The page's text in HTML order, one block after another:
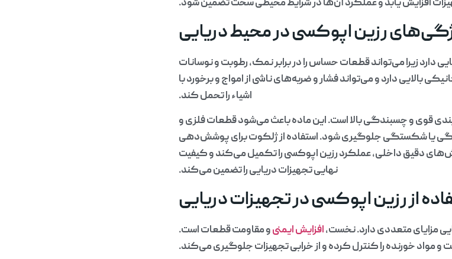
افزایش یابد و عملکرد آن‌ها در شرایط محیطی سخت تضمین شود.
رزین اپوکسی در محیط دریایی
دارد زیرا می‌تواند قطعات حساس را در برابر نمک، رطوبت و نوسانات
بالایی دارد و می‌تواند فشار و ضربه‌های ناشی از امواج و برخورد با
اشیاء را تحمل کند.
قوی و چسبندگی بالا است. این ماده باعث می‌شود قطعات فلزی و
یا شکستگی جلوگیری شود. استفاده از ژلکوت برای پوشش‌دهی
دقیق داخلی، عملکرد رزین اپوکسی را تکمیل می‌کند و کیفیت
نهایی تجهیزات دریایی را تضمین می‌کند.
از رزین اپوکسی در تجهیزات دریایی
مزایای متعددی دارد. نخست،افزایش ایمنیو مقاومت قطعات است.
و مواد خورنده را کنترل کرده و از خرابی تجهیزات جلوگیری می‌کند.